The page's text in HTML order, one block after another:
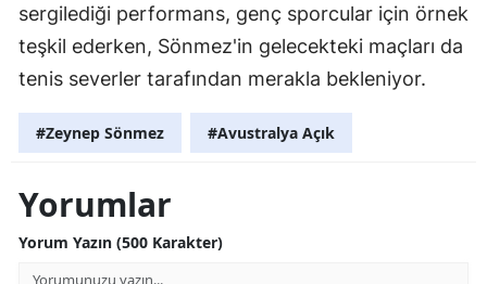
sergilediği performans, genç sporcular için örnek
teşkil ederken, Sönmez'in gelecekteki maçları da
tenis severler tarafından merakla bekleniyor.
#Zeynep Sönmez #Avustralya Açık
Yorumlar
Yorum Yazın (500 Karakter)